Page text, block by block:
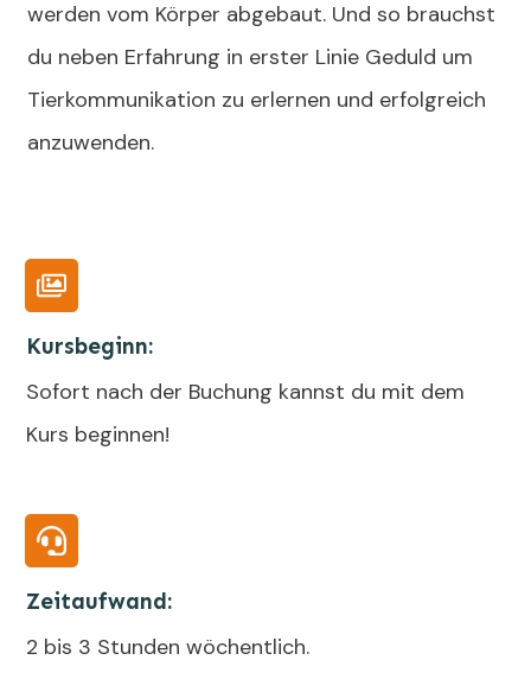
werden vom Körper abgebaut. Und so brauchst
du neben Erfahrung in erster Linie Geduld um
Tierkommunikation zu erlernen und erfolgreich
anzuwenden.
Kursbeginn:
Sofort nach der Buchung kannst du mit dem
Kurs beginnen!
Zeitaufwand:
2 bis 3 Stunden wöchentlich.